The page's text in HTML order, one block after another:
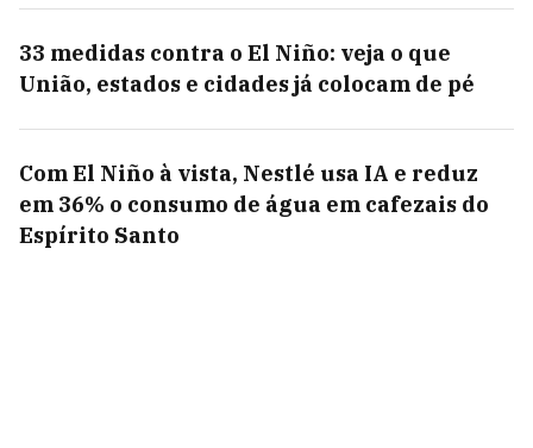
33 medidas contra o El Niño: veja o que
União, estados e cidades já colocam de pé
Com El Niño à vista, Nestlé usa IA e reduz
em 36% o consumo de água em cafezais do
Espírito Santo